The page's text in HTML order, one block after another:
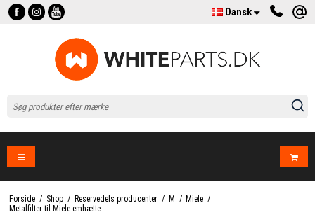
Dansk
Forside / Shop / Reservedels producenter / M / Miele /
Metalfilter til Miele emhætte